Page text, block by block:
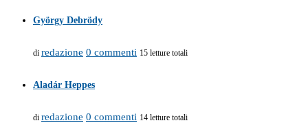
György Debrödy
di redazione 0 commenti 15 letture totali
Aladár Heppes
di redazione 0 commenti 14 letture totali